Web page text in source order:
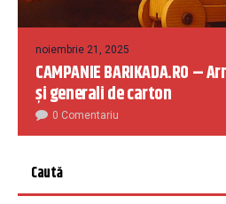
noiembrie 21, 2025
CAMPANIE BARIKADA.RO –
și generali de carton
0 Comentariu